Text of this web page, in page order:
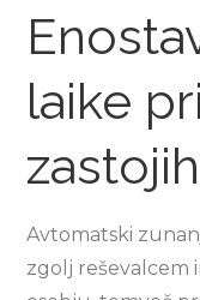
laike
zastojih
Avtomatski
zgolj reševalcem